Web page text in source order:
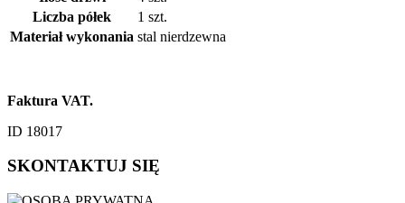
Liczba półek
1 szt.
Materiał wykonania stal nierdzewna
Faktura VAT.
ID 18017
SKONTAKTUJ SIĘ